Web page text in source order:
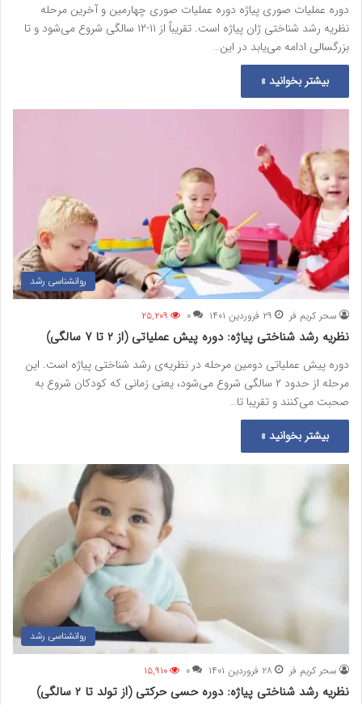
دوره عملیات صوری پیاژه دوره عملیات صوری چهارمین و آخرین مرحله
نظریه رشد شناختی ژان پیاژه است. تقریباً از ۱۱-۱۲ سالگی شروع می‌شود و تا
بزرگسالی ادامه می‌یابد در این…
بیشتر بخوانید »
روانشناسی رشد
سحر کریم فر ۲۹ فروردین ۱۴۰۱ ۰ ۲۵,۲۰۹
نظریه رشد شناختی پیاژه: دوره پیش عملیاتی (از ۲ تا ۷ سالگی)
دوره پیش عملیاتی دومین مرحله در نظریه‌ی رشد شناختی پیاژه است. این
مرحله از حدود ۲ سالگی شروع می‌شود، یعنی زمانی که کودکان شروع به
صحبت می‌کنند و تقریبا تا…
بیشتر بخوانید »
روانشناسی رشد
سحر کریم فر ۲۸ فروردین ۱۴۰۱ ۰ ۱۵,۹۱۰
نظریه رشد شناختی پیاژه: دوره حسی حرکتی (از تولد تا ۲ سالگی)